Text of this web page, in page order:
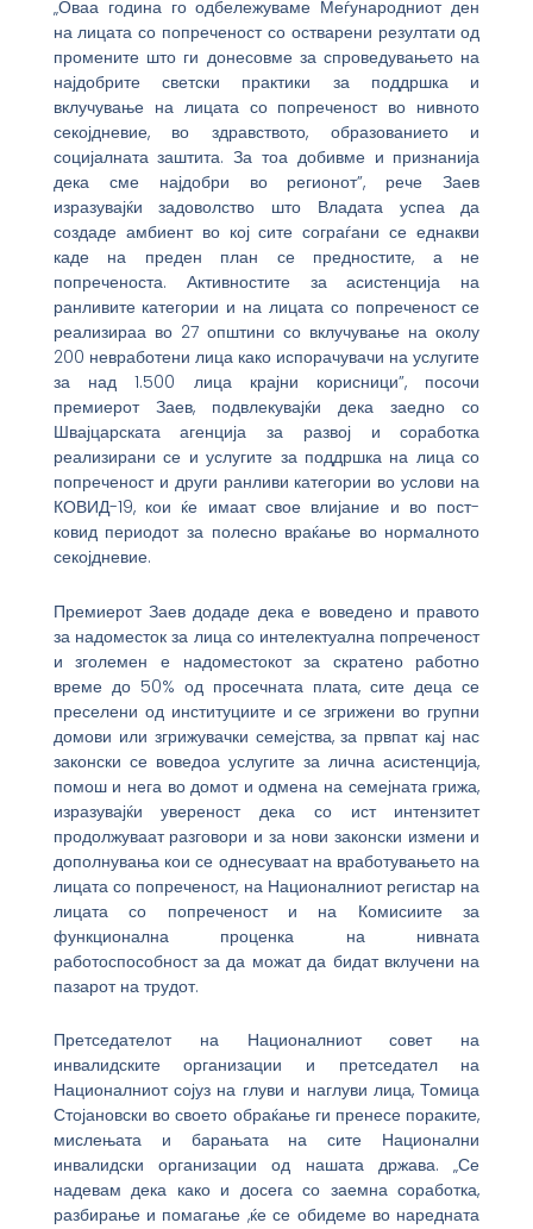
„Оваа година го одбележуваме Меѓународниот ден
на лицата со попреченост со остварени резултати од
промените што ги донесовме за спроведувањето на
најдобрите светски практики за поддршка и
вклучување на лицата со попреченост во нивното
секојдневие, во здравството, образованието и
социјалната заштита. За тоа добивме и признанија
дека сме најдобри во регионот”, рече Заев
изразувајќи задоволство што Владата успеа да
создаде амбиент во кој сите сограѓани се еднакви
каде на преден план се предностите, а не
попреченоста. Активностите за асистенција на
ранливите категории и на лицата со попреченост се
реализираа во 27 општини со вклучување на околу
200 невработени лица како испорачувачи на услугите
за над 1.500 лица крајни корисници”, посочи
премиерот Заев, подвлекувајќи дека заедно со
Швајцарската агенција за развој и соработка
реализирани се и услугите за поддршка на лица со
попреченост и други ранливи категории во услови на
КОВИД-19, кои ќе имаат свое влијание и во пост-
ковид периодот за полесно враќање во нормалното
секојдневие.
Премиерот Заев додаде дека е воведено и правото
за надоместок за лица со интелектуална попреченост
и зголемен е надоместокот за скратено работно
време до 50% од просечната плата, сите деца се
преселени од институциите и се згрижени во групни
домови или згрижувачки семејства, за првпат кај нас
законски се воведоа услугите за лична асистенција,
помош и нега во домот и одмена на семејната грижа,
изразувајќи увереност дека со ист интензитет
продолжуваат разговори и за нови законски измени и
дополнувања кои се однесуваат на вработувањето на
лицата со попреченост, на Националниот регистар на
лицата со попреченост и на Комисиите за
функционална проценка на нивната
работоспособност за да можат да бидат вклучени на
пазарот на трудот.
Претседателот на Националниот совет на
инвалидските организации и претседател на
Националниот сојуз на глуви и наглуви лица, Томица
Стојановски во своето обраќање ги пренесе пораките,
мислењата и барањата на сите Национални
инвалидски организации од нашата држава. „Се
надевам дека како и досега со заемна соработка,
разбирање и помагање ,ќе се обидеме во наредната